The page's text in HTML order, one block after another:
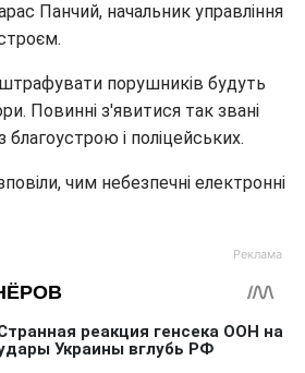
Панчий, начальник управління
порушників будуть
Повинні з'явитися так звані
благоустрою і поліцейських.
чим небезпечні електронні